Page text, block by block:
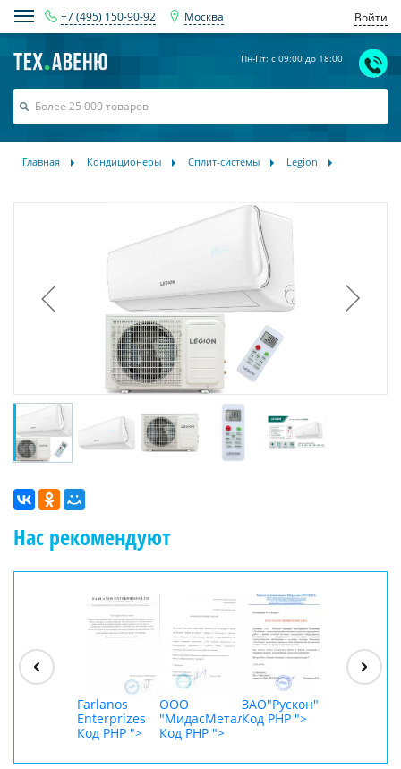
+7 (495) 150-90-92 Москва Войти
Пн-Пт: с 09:00 до 18:00
Главная Кондиционеры Сплит-системы Legion
Нас рекомендуют
Farlanos
Enterprizes
Код PHP ">
ООО
"МидасМеталлАрт"
Код PHP ">
ЗАО"Рускон"
Код PHP ">